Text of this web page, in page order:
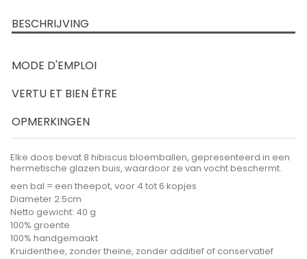
BESCHRIJVING
MODE D'EMPLOI
VERTU ET BIEN ÊTRE
OPMERKINGEN
Elke doos bevat 8 hibiscus bloemballen, gepresenteerd in een
hermetische glazen buis, waardoor ze van vocht beschermt.
een bal = een theepot, voor 4 tot 6 kopjes
Diameter 2.5cm
Netto gewicht: 40 g
100% groente
100% handgemaakt
Kruidenthee, zonder theine, zonder additief of conservatief